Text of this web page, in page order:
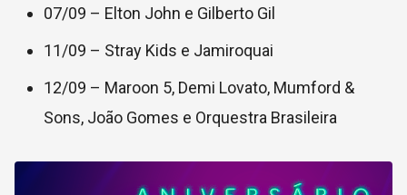
07/09 – Elton John e Gilberto Gil
11/09 – Stray Kids e Jamiroquai
12/09 – Maroon 5, Demi Lovato, Mumford &
Sons, João Gomes e Orquestra Brasileira